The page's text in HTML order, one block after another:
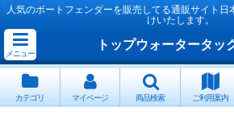
人気のボートフェンダーを販売してる通販サイト日
けいたします。
メニュー
トップウォータータッ
カテゴリ マイページ 商品検索 ご利用案内